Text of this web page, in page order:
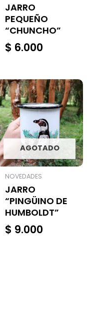
JARRO
PEQUEÑO
“CHUNCHO”
$ 6.000
AGOTADO
NOVEDADES
JARRO
“PINGÜINO DE
HUMBOLDT”
$ 9.000